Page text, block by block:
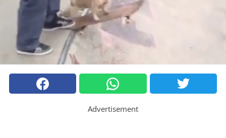
Advertisement